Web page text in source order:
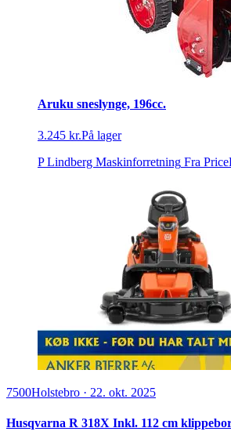
Aruku sneslynge, 196cc.
3.245 kr.På lager
P Lindberg Maskinforretning Fra
7500Holstebro · 22. okt. 2025
Husqvarna R 318X Inkl. 112 cm